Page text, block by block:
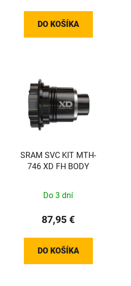
DO KOŠÍKA
SRAM SVC KIT MTH-
746 XD FH BODY
Do 3 dní
87,95 €
DO KOŠÍKA